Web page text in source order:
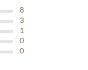
8
3
1
0
0